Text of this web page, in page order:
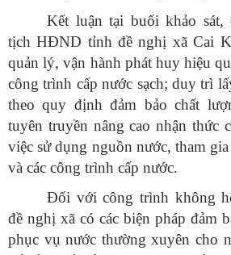
Kết luận tại buổi khảo
tịch HĐND tỉnh đề nghị xã Cai
quản lý, vận hành phát huy hiệu
công trình cấp nước sạch; duy trì
theo quy định đảm bảo chất
tuyên truyền nâng cao nhận thức
việc sử dụng nguồn nước, tham
và các công trình cấp nước.
Đối với công trình không
đề nghị xã có các biện pháp đảm
phục vụ nước thường xuyên cho